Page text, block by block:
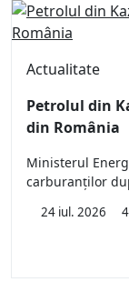
Actualitate
Petrolul din
din România
Ministerul
carburanților
24 iul. 2026 4